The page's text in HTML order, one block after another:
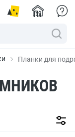
Планки для